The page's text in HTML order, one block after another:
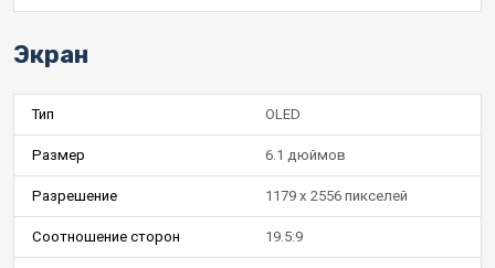
Экран
Тип OLED
Размер 6.1 дюймов
Разрешение 1179 x 2556 пикселей
Соотношение сторон 19.5:9